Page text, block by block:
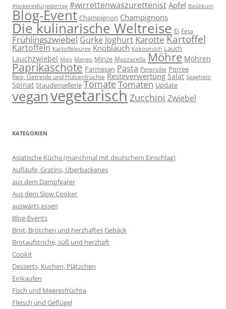
#leckeresfürjedentag #wirrettenwaszurettenist Apfel Basilikum
Blog-Event Champignon Champignons
Die kulinarische Weltreise Ei Feta
Frühlingszwiebel Gurke Joghurt Karotte Kartoffel
Kartoffeln Kartoffelpüree Knoblauch Kokosmilch Lauch
Lauchzwiebel Mais Mango Minze Mozzarella Möhre Möhren
Paprikaschote Parmesan Pasta Petersilie Porree
Reis, Getreide und Hülsenfrüchte Resteverwertung Salat Spaghetti
Spinat Staudensellerie TomateTomaten Update
veganvegetarischZucchini Zwiebel
KATEGORIEN
Asiatische Küche (manchmal mit deutschem Einschlag)
Aufläufe, Gratins, Überbackenes
aus dem Dampfgarer
Aus dem Slow Cooker
auswärts essen
Blog-Events
Brot, Brötchen und herzhaftes Gebäck
Brotaufstriche, süß und herzhaft
Cookit
Desserts, Kuchen, Plätzchen
Einkaufen
Fisch und Meeresfrüchte
Fleisch und Geflügel